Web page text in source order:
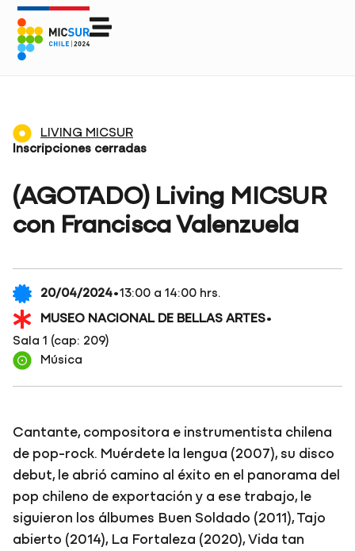
LIVING MICSUR
Inscripciones cerradas
(AGOTADO) Living MICSUR
con Francisca Valenzuela
20/04/2024·13:00 a 14:00 hrs.
MUSEO NACIONAL DE BELLAS ARTES·
Sala 1 (cap: 209)
Música
Cantante, compositora e instrumentista chilena
de pop-rock. Muérdete la lengua (2007), su disco
debut, le abrió camino al éxito en el panorama del
pop chileno de exportación y a ese trabajo, le
siguieron los álbumes Buen Soldado (2011), Tajo
abierto (2014), La Fortaleza (2020), Vida tan